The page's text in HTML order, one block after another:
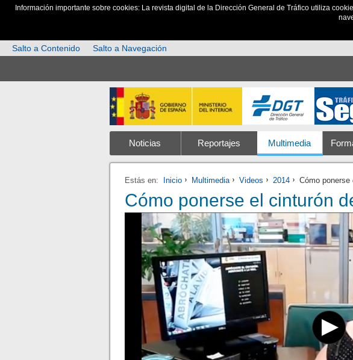
Información importante sobre cookies: La revista digital de la Dirección General de Tráfico utiliza
Salto a Contenido
Salto a Navegación
Noticias Reportajes Multimedia
Estás en: Inicio Multimedia Videos 2014 Cómo ponerse
Cómo ponerse el cinturón